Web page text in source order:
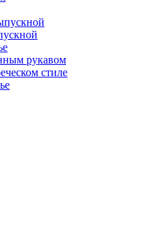
рукавом
стиле